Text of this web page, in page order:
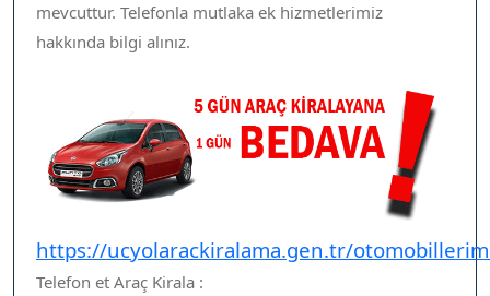
mevcuttur. Telefonla mutlaka ek hizmetlerimiz
hakkında bilgi alınız.
https://ucyolarackiralama.gen.tr/
Telefon et Araç Kirala :